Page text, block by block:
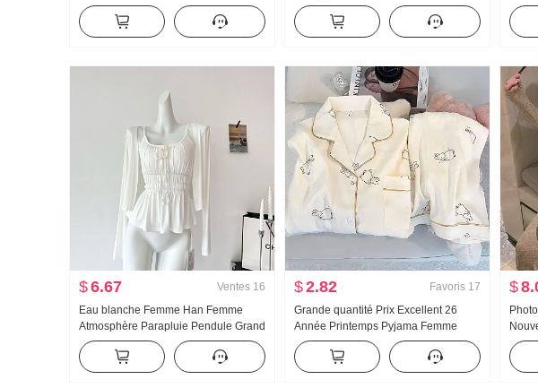
Amincissant Chemise de protection
solaire Manches longues Camisole
Chaud et épicé Mini-jupe Ensemble
Choisissez Trou Ajouré Tricoté
Cardigan Femme Climatiseur
Chemise de protection solaire
Asie
$6.67 Ventes 16
Eau blanche Femme Han Femme
Atmosphère Parapluie Pendule Grand
u Collier Bretelles Deux Porter
Conception Sens Cardigan Femme
Été Amincissant Bretelles Top
$2.82 Favoris 17
Grande quantité Prix Excellent 26
Année Printemps Pyjama Femme
Nouveau Nuages Coton Manches
longues Petit Col rabattu Homewear
Ensemble Streaming en direct Élevé
$
à